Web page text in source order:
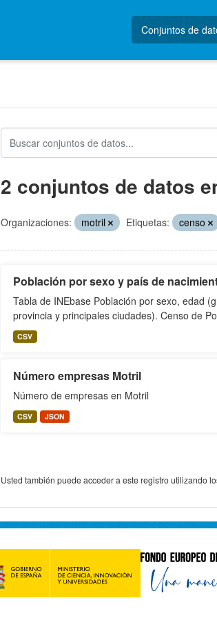
Conjuntos de
2 conjuntos de datos
Organizaciones: motril Etiquetas: censo
Población por sexo y país de
Tabla de INEbase Población por sexo, edad
provincia y principales ciudades). Censo de
CSV
Número empresas Motril
Número de empresas en Motril
CSV JSON
Usted también puede acceder a este registro utilizando